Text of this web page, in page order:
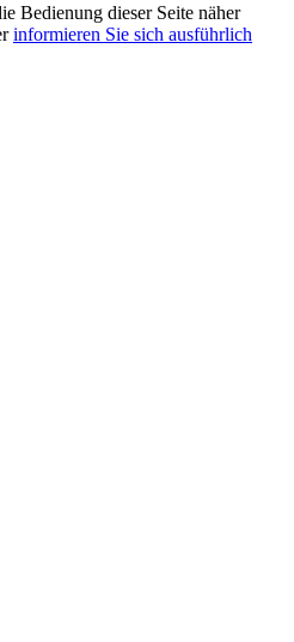
Bedienung dieser Seite näher
informieren Sie sich ausführlich